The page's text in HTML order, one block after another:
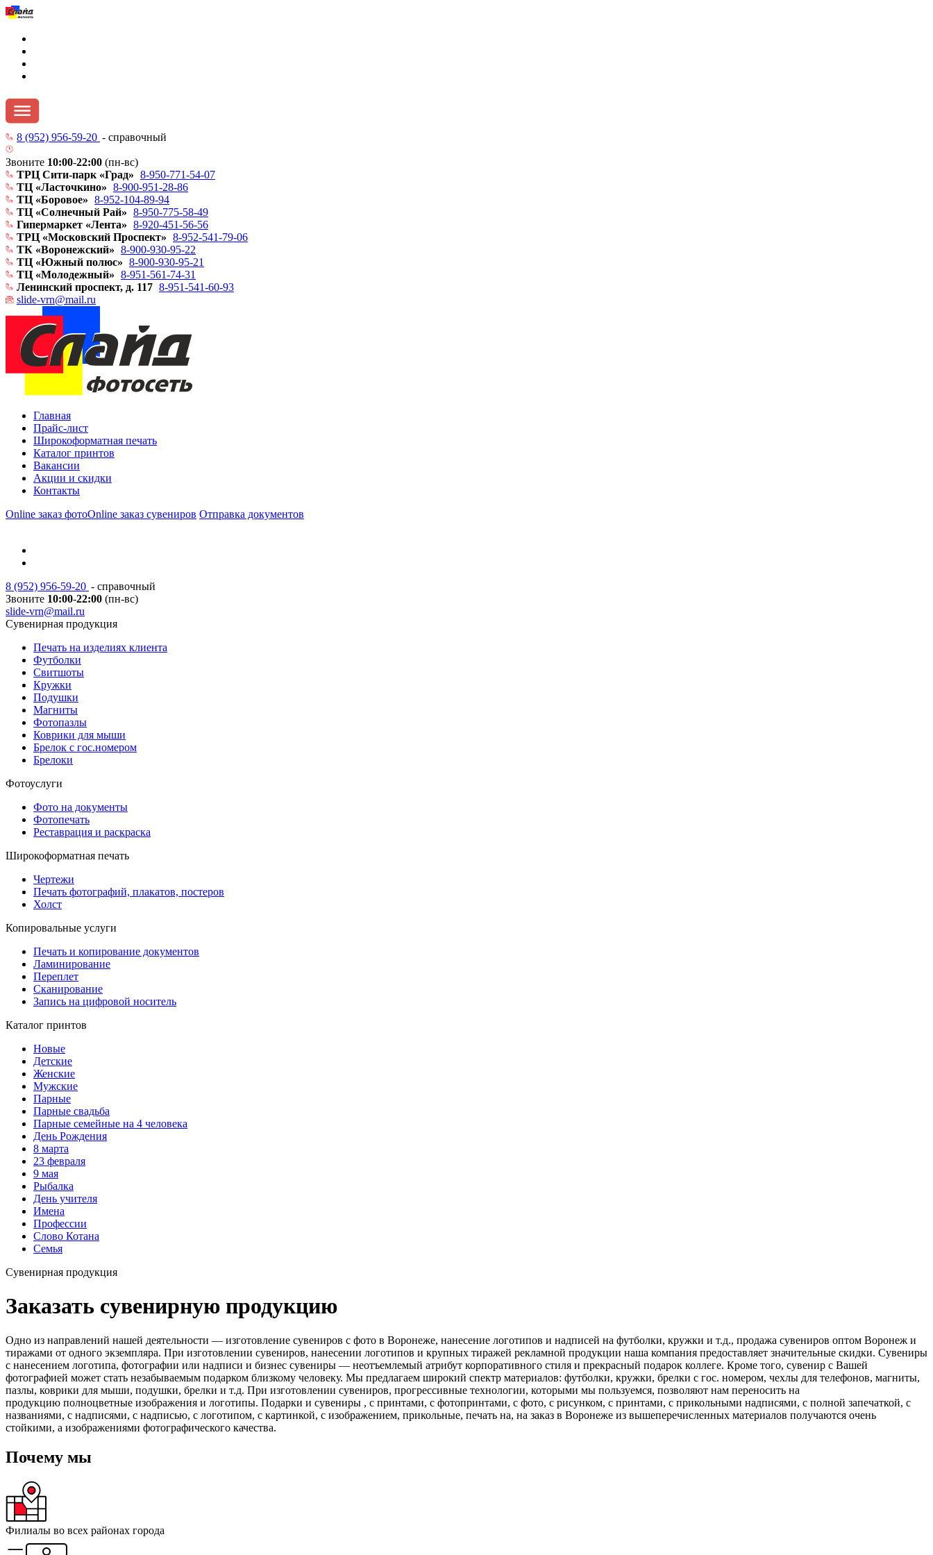
8 (952) 956-59-20 - справочный
Звоните 10:00-22:00 (пн-вс)
ТРЦ Сити-парк «Град» 8-950-771-54-07
ТЦ «Ласточкино» 8-900-951-28-86
ТЦ «Боровое» 8-952-104-89-94
ТЦ «Солнечный Рай» 8-950-775-58-49
Гипермаркет «Лента» 8-920-451-56-56
ТРЦ «Московский Проспект» 8-952-541-79-06
ТК «Воронежский» 8-900-930-95-22
ТЦ «Южный полюс» 8-900-930-95-21
ТЦ «Молодежный» 8-951-561-74-31
Ленинский проспект, д. 117 8-951-541-60-93
slide-vrn@mail.ru
Главная
Прайс-лист
Широкоформатная печать
Каталог принтов
Вакансии
Акции и скидки
Контакты
Online заказ фотоOnline заказ сувениров Отправка документов
8 (952) 956-59-20 - справочный
Звоните 10:00-22:00 (пн-вс)
slide-vrn@mail.ru
Сувенирная продукция
Печать на изделиях клиента
Футболки
Свитшоты
Кружки
Подушки
Магниты
Фотопазлы
Коврики для мыши
Брелок с гос.номером
Брелоки
Фотоуслуги
Фото на документы
Фотопечать
Реставрация и раскраска
Широкоформатная печать
Чертежи
Печать фотографий, плакатов, постеров
Холст
Копировальные услуги
Печать и копирование документов
Ламинирование
Переплет
Сканирование
Запись на цифровой носитель
Каталог принтов
Новые
Детские
Женские
Мужские
Парные
Парные свадьба
Парные семейные на 4 человека
День Рождения
8 марта
23 февраля
9 мая
Рыбалка
День учителя
Имена
Профессии
Слово Котана
Семья
Сувенирная продукция
Заказать сувенирную продукцию
Одно из направлений нашей деятельности — изготовление сувениров с фото в Воронеже, нанесение логотипов и надписей на футболки, кружки и т.д., продажа сувениров оптом Воронеж и
тиражами от одного экземпляра. При изготовлении сувениров, нанесении логотипов и крупных тиражей рекламной продукции наша компания предоставляет значительные скидки. Сувениры
с нанесением логотипа, фотографии или надписи и бизнес сувениры — неотъемлемый атрибут корпоративного стиля и прекрасный подарок коллеге. Кроме того, сувенир с Вашей
фотографией может стать незабываемым подарком близкому человеку. Мы предлагаем широкий спектр материалов: футболки, кружки, брелки с гос. номером, чехлы для телефонов, магниты,
пазлы, коврики для мыши, подушки, брелки и т.д. При изготовлении сувениров, прогрессивные технологии, которыми мы пользуемся, позволяют нам переносить на
продукцию полноцветные изображения и логотипы. Подарки и сувениры , с принтами, с фотопринтами, с фото, с рисунком, с принтами, с прикольными надписями, с полной запечаткой, с
названиями, с надписями, с надписью, с логотипом, с картинкой, с изображением, прикольные, печать на, на заказ в Воронеже из вышеперечисленных материалов получаются очень
стойкими, а изображениями фотографического качества.
Почему мы
Филиалы во всех районах города